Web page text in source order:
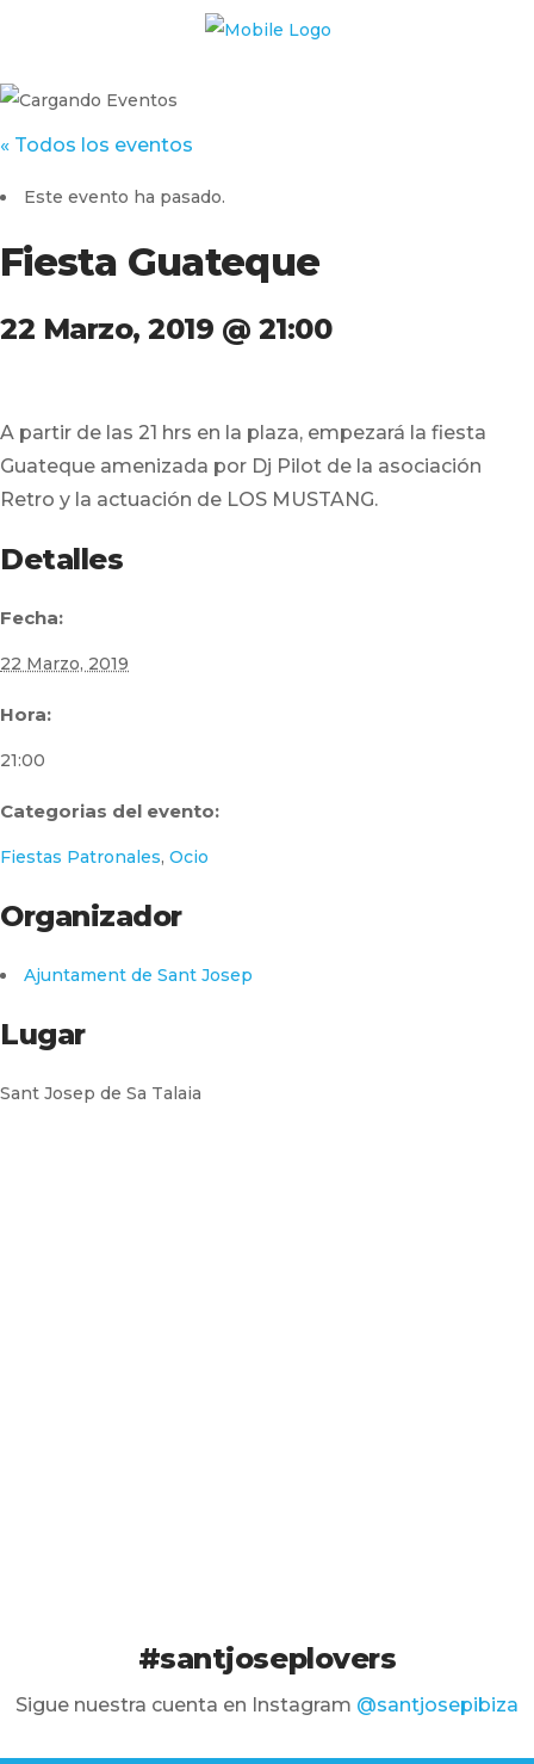
« Todos los eventos
Este evento ha pasado.
Fiesta Guateque
22 Marzo, 2019 @ 21:00
A partir de las 21 hrs en la plaza, empezará la fiesta
Guateque amenizada por Dj Pilot de la asociación
Retro y la actuación de LOS MUSTANG.
Detalles
Fecha:
22 Marzo, 2019
Hora:
21:00
Categorias del evento:
Fiestas Patronales, Ocio
Organizador
Ajuntament de Sant Josep
Lugar
Sant Josep de Sa Talaia
#santjoseplovers
Sigue nuestra cuenta en Instagram @santjosepibiza